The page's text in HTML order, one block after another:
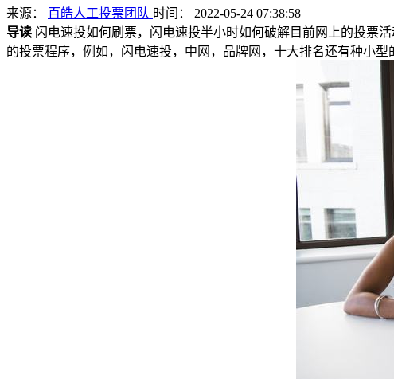
来源： 百皓人工投票团队 时间： 2022-05-24 07:38:58
导读 闪电速投如何刷票，闪电速投半小时如何破解目前网上的投票
的投票程序，例如，闪电速投，中网，品牌网，十大排名还有种小型